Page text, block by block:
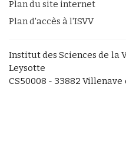
Plan du site internet
Plan d'accès à l'ISVV
Institut des Sciences de la
Leysotte
CS50008 - 33882 Villenave